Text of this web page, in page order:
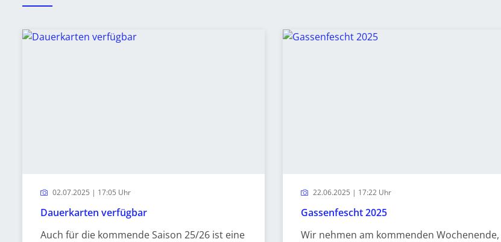
02.07.2025 | 17:05 Uhr
Dauerkarten verfügbar
Auch für die kommende Saison 25/26 ist eine
22.06.2025 | 17:22 Uhr
Gassenfescht 2025
Wir nehmen am kommenden Wochenende,